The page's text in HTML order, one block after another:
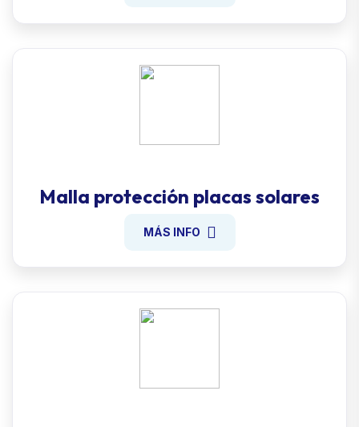
Malla protección placas solares
MÁS INFO